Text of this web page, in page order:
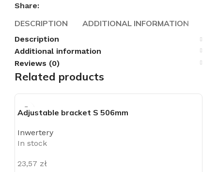
Share:
DESCRIPTION ADDITIONAL INFORMATION
Description
Additional information
Reviews (0)
Related products
Adjustable bracket S 506mm
Inwertery
In stock
23,57 zł